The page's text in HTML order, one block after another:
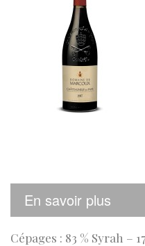
En savoir plus
Cépages : 83 % Syrah –